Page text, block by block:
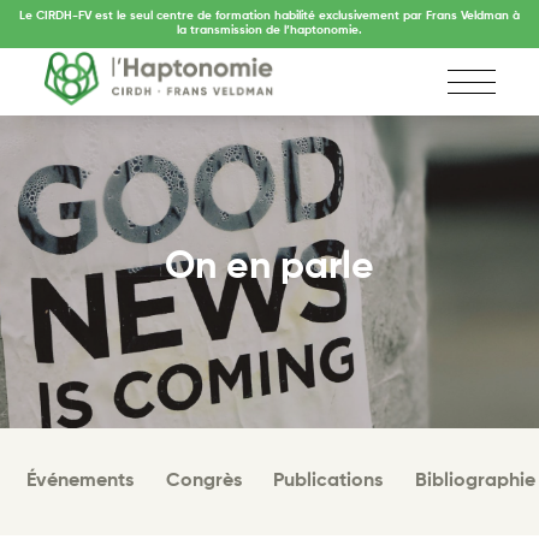
Le CIRDH-FV est le seul centre de formation habilité exclusivement par Frans Veldman à
la transmission de l’haptonomie.
On en parle
Événements Congrès Publications Bibliographie